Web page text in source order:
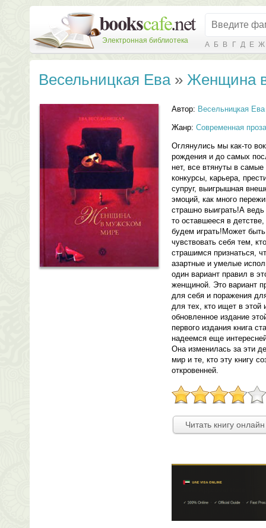
Электронная библиотека А Б В Г Д Е Ж
Весельницкая Ева» Женщина
Автор: Весельницкая Ева
Жанр: Современная проза
Оглянулись мы как-то
рождения и до самых
нет, все втянуты в
конкурсы, карьера,
супруг, выигрышная
эмоций, как много
страшно выиграть!А
то оставшееся в
будем играть!Может
чувствовать себя тем,
страшимся признаться,
азартные и умелые
один вариант правил в
женщиной. Это вариант
для себя и поражения
для тех, кто ищет в этой
обновленное издание
первого издания книга
надеемся еще
Она изменилась за эти
мир и те, кто эту книгу
откровенней.
Читать книгу